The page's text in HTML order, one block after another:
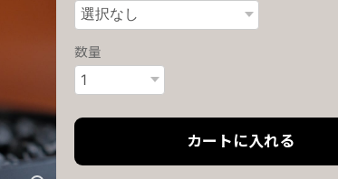
数量
カートに入れる